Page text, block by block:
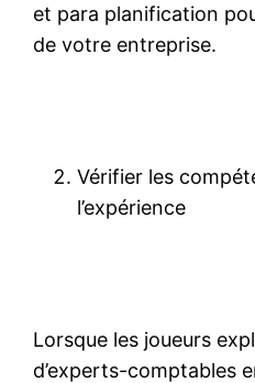
et para planification
de votre entreprise.
Vérifier les
l’expérience
Lorsque les joueurs
d’experts-comptables